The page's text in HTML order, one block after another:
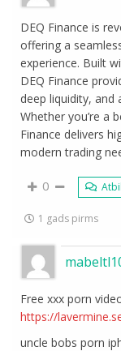
DEQ Finance is
offering a
experience. Built
DEQ Finance
deep liquidity, and
Whether you’re a
Finance delivers
modern trading
0
1 gads pirms
Free xxx porn
https://
uncle bobs porn